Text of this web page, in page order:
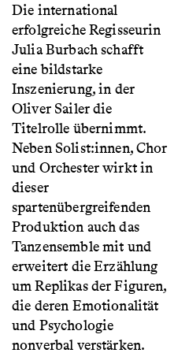
Die international
erfolgreiche Regisseurin
Julia Burbach schafft
eine bildstarke
Inszenierung, in der
Oliver Sailer die
Titelrolle übernimmt.
Neben Solist:innen, Chor
und Orchester wirkt in
dieser
spartenübergreifenden
Produktion auch das
Tanzensemble mit und
erweitert die Erzählung
um Replikas der Figuren,
die deren Emotionalität
und Psychologie
nonverbal verstärken.